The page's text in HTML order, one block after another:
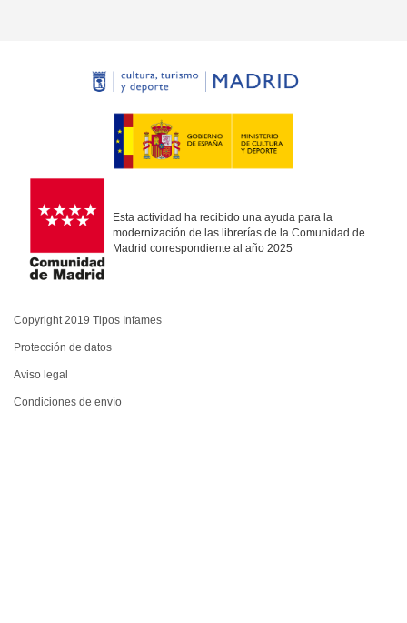
Esta actividad ha recibido una ayuda para la
modernización de las librerías de la Comunidad de
Madrid correspondiente al año 2025
Copyright 2019 Tipos Infames
Protección de datos
Aviso legal
Condiciones de envío